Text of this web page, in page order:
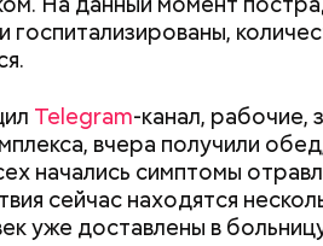
госпитализированы,
Telegram-канал, рабочие,
вчера получили
начались симптомы
сейчас находятся
уже доставлены в
В квартире
видеонаблюдения. На
и подсыпал им в еду
младшая сестра.
отправились в село
злоумышленник.
Въезд и выезд в
патрулируют улицы,